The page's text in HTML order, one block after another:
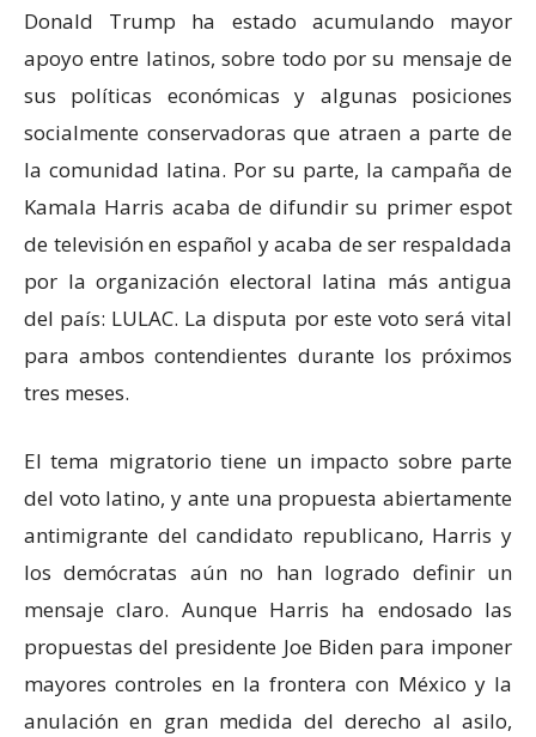
Donald Trump ha estado acumulando mayor
apoyo entre latinos, sobre todo por su mensaje de
sus políticas económicas y algunas posiciones
socialmente conservadoras que atraen a parte de
la comunidad latina. Por su parte, la campaña de
Kamala Harris acaba de difundir su primer espot
de televisión en español y acaba de ser respaldada
por la organización electoral latina más antigua
del país: LULAC. La disputa por este voto será vital
para ambos contendientes durante los próximos
tres meses.
El tema migratorio tiene un impacto sobre parte
del voto latino, y ante una propuesta abiertamente
antimigrante del candidato republicano, Harris y
los demócratas aún no han logrado definir un
mensaje claro. Aunque Harris ha endosado las
propuestas del presidente Joe Biden para imponer
mayores controles en la frontera con México y la
anulación en gran medida del derecho al asilo,